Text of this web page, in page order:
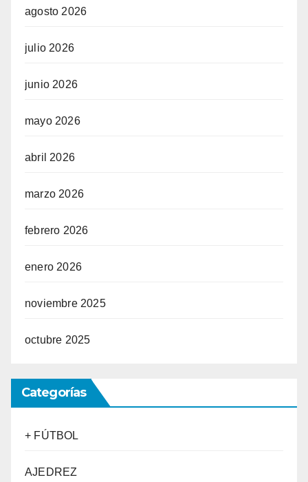
agosto 2026
julio 2026
junio 2026
mayo 2026
abril 2026
marzo 2026
febrero 2026
enero 2026
noviembre 2025
octubre 2025
Categorías
+ FÚTBOL
AJEDREZ